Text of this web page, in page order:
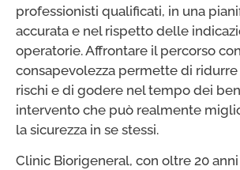
professionisti qualificati, in una
accurata e nel rispetto delle
operatorie. Affrontare il percorso con
consapevolezza permette di
rischi e di godere nel tempo dei
intervento che può realmente
la sicurezza in se stessi.
Clinic Biorigeneral, con oltre 20